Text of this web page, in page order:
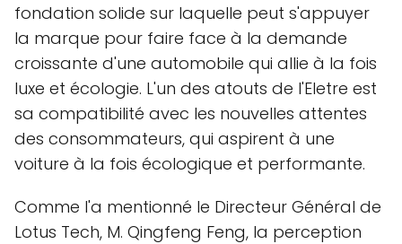
fondation solide sur laquelle peut s'appuyer
la marque pour faire face à la demande
croissante d'une automobile qui allie à la fois
luxe et écologie. L'un des atouts de l'Eletre est
sa compatibilité avec les nouvelles attentes
des consommateurs, qui aspirent à une
voiture à la fois écologique et performante.
Comme l'a mentionné le Directeur Général de
Lotus Tech, M. Qingfeng Feng, la perception